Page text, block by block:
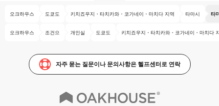
오크하우스 도쿄도 키치죠우지・타치카와・코가네이・마치다 지역 타마시 타
오크하우스 조건으 개인실 도쿄도 키치죠우지・타치카와・코가네이・마치다
자주 묻는 질문이나 문의사항은 헬프센터로 연락